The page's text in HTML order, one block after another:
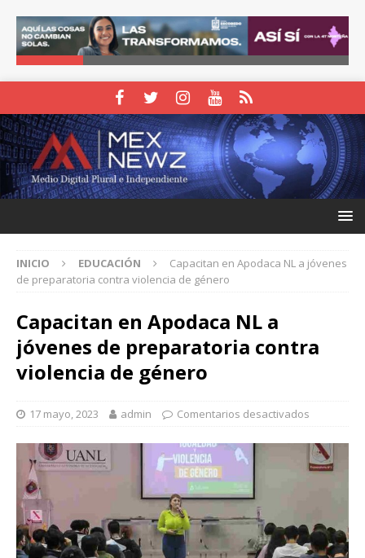
INICIO EDUCACIÓN
Capacitan en Apodaca NL a jóvenes
de preparatoria contra violencia de género
Capacitan en Apodaca NL a
jóvenes de preparatoria contra
violencia de género
17 mayo, 2023 admin Comentarios desactivados